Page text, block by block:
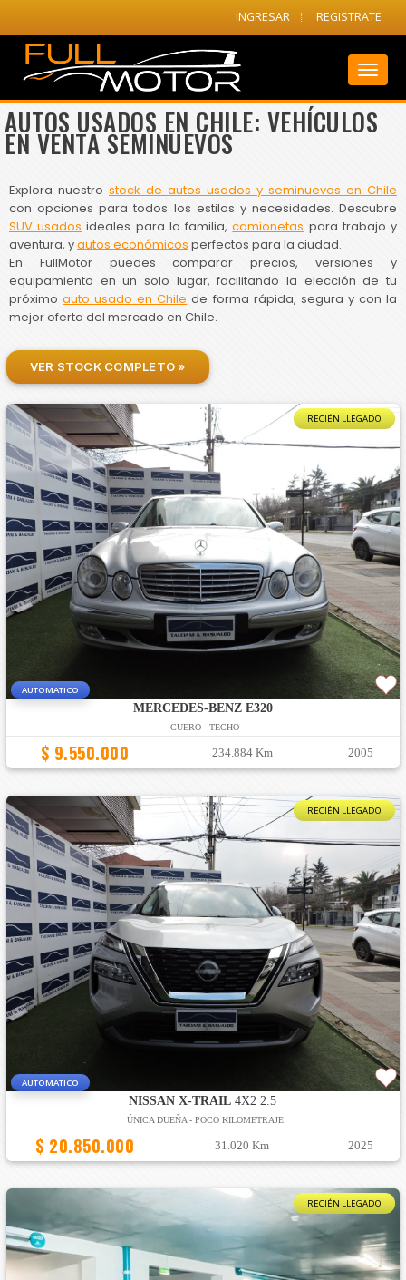
INGRESAR REGISTRATE
AUTOS USADOS EN CHILE: VEHÍCULOS
EN VENTA SEMINUEVOS
Explora nuestro stock de autos usados y seminuevos en Chile
con opciones para todos los estilos y necesidades. Descubre
SUV usados ideales para la familia,camionetas para trabajo y
aventura, yautos económicos perfectos para la ciudad.
En FullMotor puedes comparar precios, versiones y
equipamiento en un solo lugar, facilitando la elección de tu
próximoauto usado en Chile de forma rápida, segura y con la
mejor oferta del mercado en Chile.
VER STOCK COMPLETO »
RECIÉN LLEGADO
AUTOMATICO
MERCEDES-BENZ E320
CUERO - TECHO
$ 9.550.000 234.884 Km 2005
RECIÉN LLEGADO
AUTOMATICO
NISSAN X-TRAIL 4X2 2.5
ÚNICA DUEÑA - POCO KILOMETRAJE
$ 20.850.000 31.020 Km 2025
RECIÉN LLEGADO